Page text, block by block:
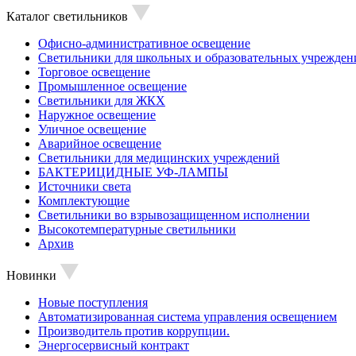
Каталог светильников
Офисно-административное освещение
Светильники для школьных и образовательных
Торговое освещение
Промышленное освещение
Светильники для ЖКХ
Наружное освещение
Уличное освещение
Аварийное освещение
Светильники для медицинских учреждений
БАКТЕРИЦИДНЫЕ УФ-ЛАМПЫ
Источники света
Комплектующие
Светильники во взрывозащищенном исполнении
Высокотемпературные светильники
Архив
Новинки
Новые поступления
Автоматизированная система управления освещением
Производитель против коррупции.
Энергосервисный контракт